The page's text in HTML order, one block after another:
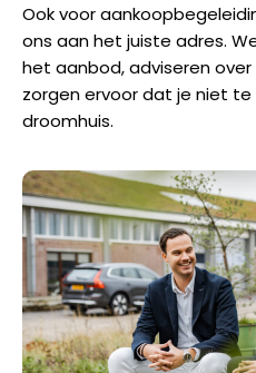
Ook voor
ons aan het juiste adres.
het aanbod, adviseren
zorgen ervoor dat je niet
droomhuis.